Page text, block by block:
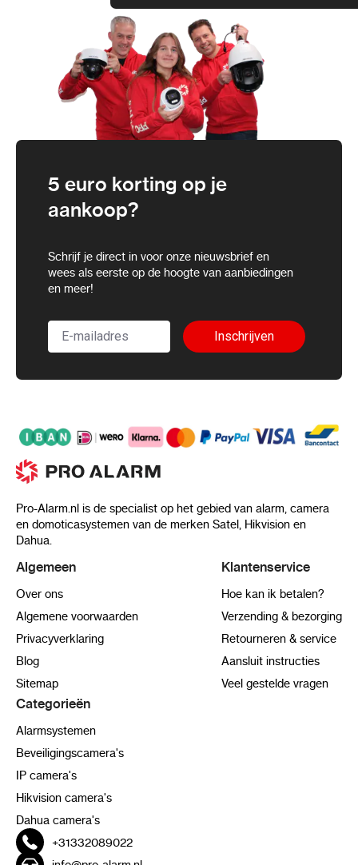
5 euro korting op je
aankoop?
Schrijf je direct in voor onze nieuwsbrief en
wees als eerste op de hoogte van aanbiedingen
en meer!
Inschrijven
Pro-Alarm.nl is de specialist op het gebied van alarm, camera
en domoticasystemen van de merken Satel, Hikvision en
Dahua.
Algemeen
Over ons
Algemene voorwaarden
Privacyverklaring
Blog
Sitemap
Klantenservice
Hoe kan ik betalen?
Verzending & bezorging
Retourneren & service
Aansluit instructies
Veel gestelde vragen
Categorieën
Alarmsystemen
Beveiligingscamera's
IP camera's
Hikvision camera's
Dahua camera's
+31332089022